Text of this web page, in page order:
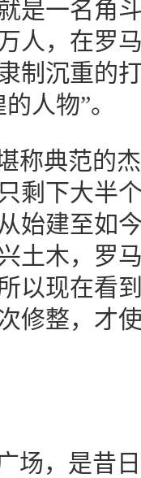
是一名角
人，在罗
制沉重的
人物”。
称典范的
剩下大半
始建至如
土木，罗
以现在看
修整，才
场，是昔